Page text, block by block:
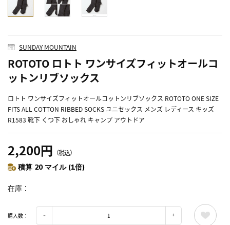
SUNDAY MOUNTAIN
ROTOTO ロトト ワンサイズフィットオールコ
ットンリブソックス
ロトト ワンサイズフィットオールコットンリブソックス ROTOTO ONE SIZE
FITS ALL COTTON RIBBED SOCKS ユニセックス メンズ レディース キッズ
R1583 靴下 くつ下 おしゃれ キャンプ アウトドア
2,200円 （税込）
積算 20 マイル (1倍)
在庫
購入数：